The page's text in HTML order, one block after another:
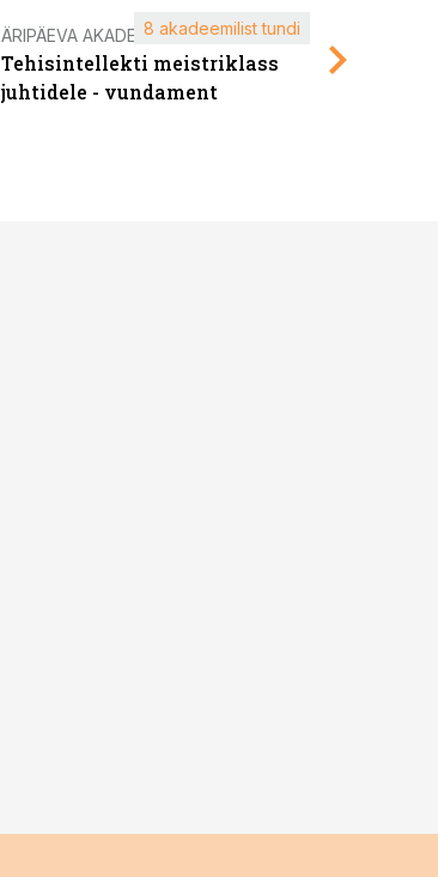
ÄRIPÄEVA AKADEEMIA
Tehisintellekti meistriklass
juhtidele - vundament
8 akadeemilist tundi